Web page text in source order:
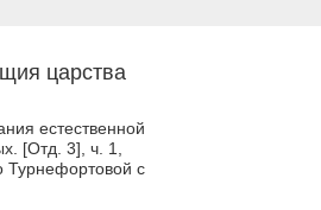
царства
естественной
[Отд. 3], ч. 1,
Турнефортовой с